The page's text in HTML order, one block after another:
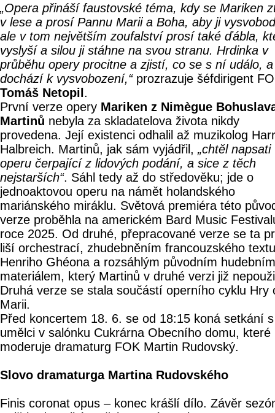
„Opera přináší faustovské téma, kdy se Mariken
v lese a prosí Pannu Marii a Boha, aby ji
ale v tom největším zoufalství prosí také ďábla,
vyslyší a silou ji stáhne na svou stranu. Hrdinka v
průběhu opery procitne a zjistí, co se s ní událo, a
dochází k vysvobození,“prozrazuje šéfdirigent
Tomáš Netopil.
První verze opery Mariken z Nimègue
Martinů nebyla za skladatelova života nikdy
provedena. Její existenci odhalil až muzikolog
Halbreich. Martinů, jak sám vyjádřil, „chtěl napsati
operu čerpající z lidových podání, a sice z těch
nejstarších“. Sáhl tedy až do středověku; jde o
jednoaktovou operu na námět holandského
mariánského miráklu. Světová premiéra této
verze proběhla na americkém Bard Music
roce 2025. Od druhé, přepracované verze se ta
liší orchestrací, zhudebněním francouzského textu
Henriho Ghéona a rozsáhlým původním hudebním
materiálem, který Martinů v druhé verzi již
Druhá verze se stala součástí operního cyklu Hry
Marii.
Před koncertem 18. 6. se od 18:15 koná setkání s
umělci v salónku Cukrárna Obecního domu, které
moderuje dramaturg FOK Martin Rudovský.
Slovo dramaturga Martina Rudovského
Finis coronat opus – konec krášlí dílo. Závěr